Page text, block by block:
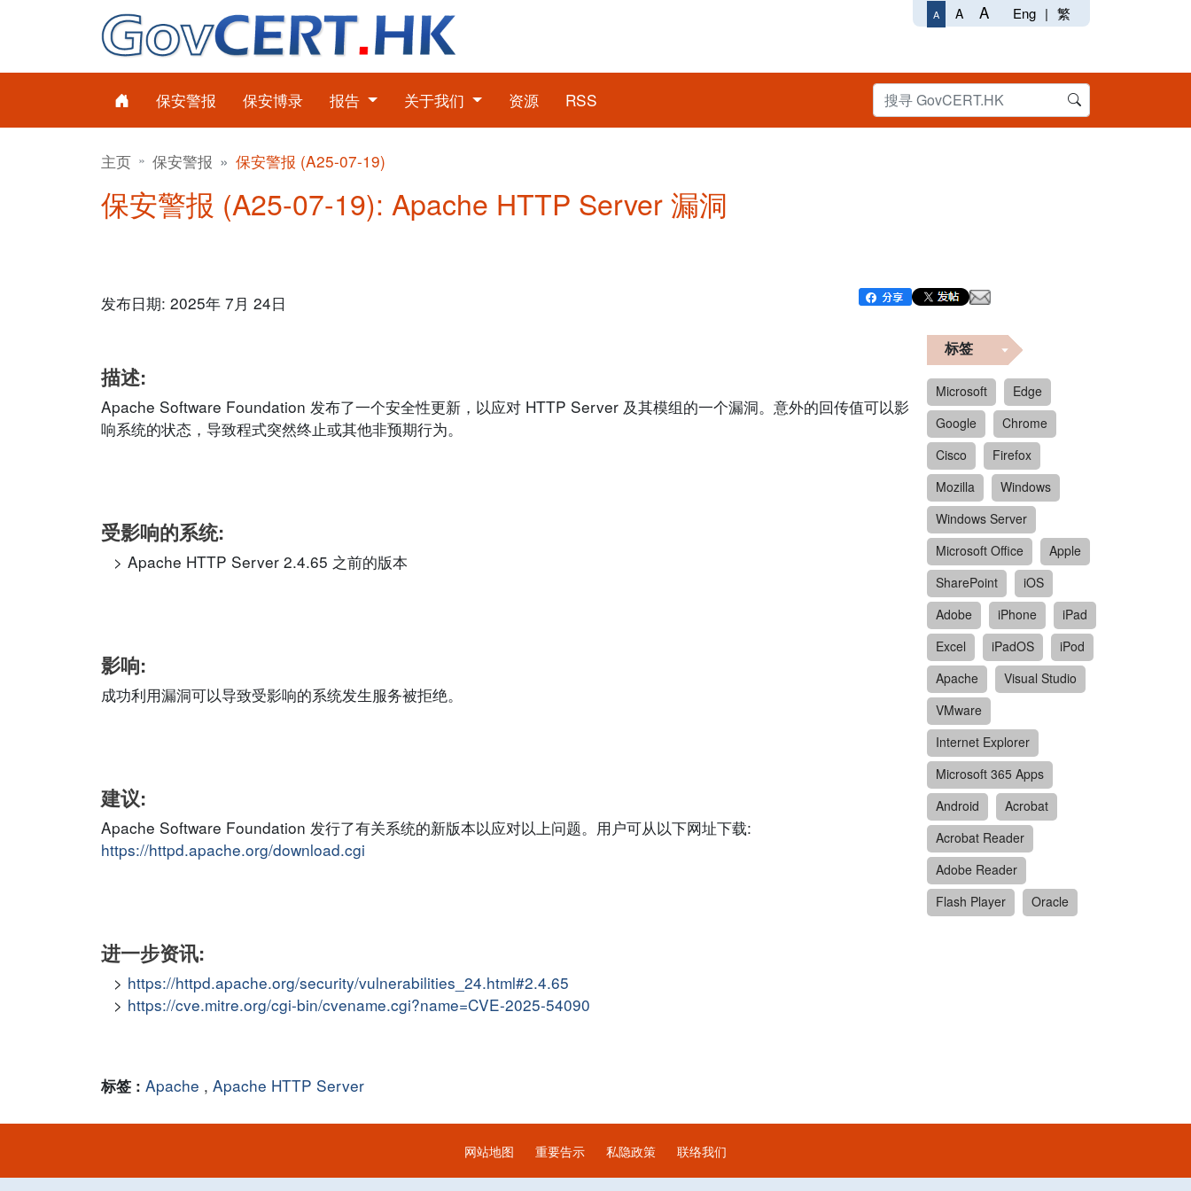
A A A Eng | 繁
保安警报 保安博录 报告 关于我们 资源 RSS
主页 保安警报 保安警报 (A25-07-19)
保安警报 (A25-07-19): Apache HTTP Server 漏洞
发布日期: 2025年 7月 24日
描述:
Apache Software Foundation 发布了一个安全性更新，以应对 HTTP Server 及其模组的一个漏洞。意外的回传值可以影
响系统的状态，导致程式突然终止或其他非预期行为。
受影响的系统:
Apache HTTP Server 2.4.65 之前的版本
影响:
成功利用漏洞可以导致受影响的系统发生服务被拒绝。
建议:
Apache Software Foundation 发行了有关系统的新版本以应对以上问题。用户可从以下网址下载:
https://httpd.apache.org/download.cgi
进一步资讯:
https://httpd.apache.org/security/vulnerabilities_24.html#2.4.65
https://cve.mitre.org/cgi-bin/cvename.cgi?name=CVE-2025-54090
标签 : Apache , Apache HTTP Server
标签
Microsoft
Edge
Google
Chrome
Cisco
Firefox
Mozilla
Windows
Windows Server
Microsoft Office
Apple
SharePoint
iOS
Adobe
iPhone
iPad
Excel
iPadOS
iPod
Apache
Visual Studio
VMware
Internet Explorer
Microsoft 365 Apps
Android
Acrobat
Acrobat Reader
Adobe Reader
Flash Player
Oracle
网站地图 重要告示 私隐政策 联络我们